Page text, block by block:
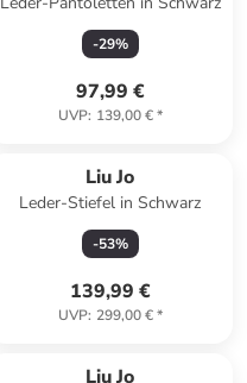
-29%
97,99 €
UVP: 139,00 €*
Liu Jo
Leder-Stiefel in Schwarz
-53%
139,99 €
UVP: 299,00 €*
Liu Jo